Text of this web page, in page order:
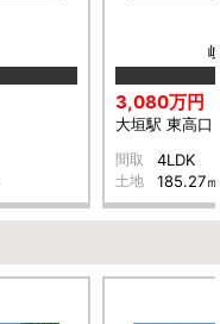
3,080万円
大垣駅 東高口
間取 4LDK
土地 185.27㎡